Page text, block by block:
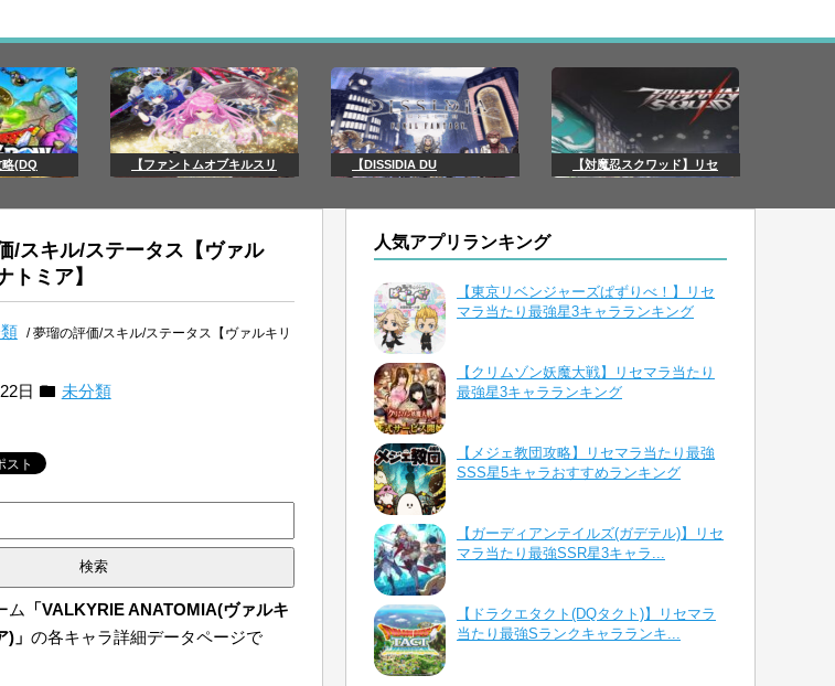
略(DQ 【ファントムオブキルスリ 【DISSIDIA DU 【対魔忍スクワッド】リセ
/スキル/ステータス【ヴァル
トミア】
/ 夢瑠の評価/スキル/ステータス【ヴァルキリ
日 未分類
ム
「VALKYRIE ANATOMIA(ヴァルキ
」 の各キャラ詳細データページで
人気アプリランキング
【東京リベンジャーズぱずりべ！】リセ
マラ当たり最強星3キャラランキング
【クリムゾン妖魔大戦】リセマラ当たり
最強星3キャラランキング
【メジェ教団攻略】リセマラ当たり最強
SSS星5キャラおすすめランキング
【ガーディアンテイルズ(ガデテル)】リセ
マラ当たり最強SSR星3キャラ...
【ドラクエタクト(DQタクト)】リセマラ
当たり最強Sランクキャラランキ...